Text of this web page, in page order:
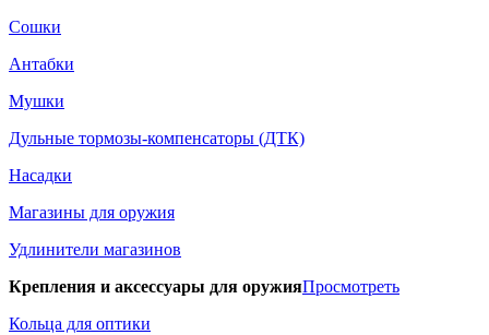
Сошки
Антабки
Мушки
Дульные тормозы-компенсаторы (ДТК)
Насадки
Магазины для оружия
Удлинители магазинов
Крепления и аксессуары для оружияПросмотреть
Кольца для оптики